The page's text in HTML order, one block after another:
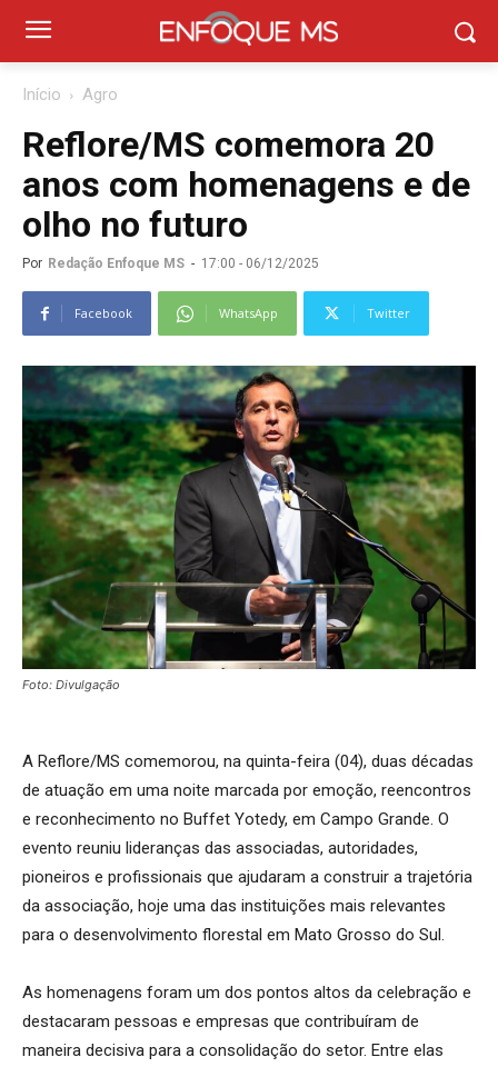
Início Agro
Reflore/MS comemora 20
anos com homenagens e de
olho no futuro
Por Redação Enfoque MS - 17:00 - 06/12/2025
Facebook WhatsApp Twitter
Foto: Divulgação
A Reflore/MS comemorou, na quinta-feira (04), duas décadas
de atuação em uma noite marcada por emoção, reencontros
e reconhecimento no Buffet Yotedy, em Campo Grande. O
evento reuniu lideranças das associadas, autoridades,
pioneiros e profissionais que ajudaram a construir a trajetória
da associação, hoje uma das instituições mais relevantes
para o desenvolvimento florestal em Mato Grosso do Sul.
As homenagens foram um dos pontos altos da celebração e
destacaram pessoas e empresas que contribuíram de
maneira decisiva para a consolidação do setor. Entre elas